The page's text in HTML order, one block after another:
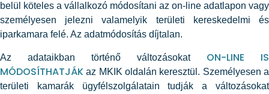
belül köteles a vállalkozó módosítani az on-line adatlapon vagy
személyesen jelezni valamelyik területi kereskedelmi és
iparkamara felé. Az adatmódosítás díjtalan.
Az adataikban történő változásokat ON-LINE IS
MÓDOSÍTHATJÁK az MKIK oldalán keresztül. Személyesen a
területi kamarák ügyfélszolgálatain tudják a változásokat